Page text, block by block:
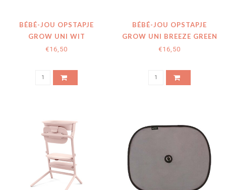
BÉBÉ-JOU OPSTAPJE
GROW UNI WIT
€16,50
BÉBÉ-JOU OPSTAPJE
GROW UNI BREEZE GREEN
€16,50